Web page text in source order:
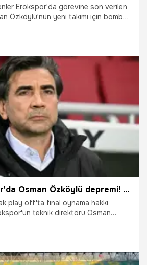
Erokspor'da görevine son verilen
Özköylü'nün yeni takımı için bomba
Esenler Erokspor'da Osman Özköylü depremi! TFF kararı açıkladı
play off'ta final oynama hakkı
teknik direktörü Osman